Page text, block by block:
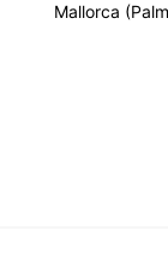
Mallorca